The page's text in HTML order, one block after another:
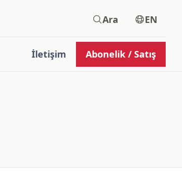
İletişim Abonelik / Satış
Ara EN